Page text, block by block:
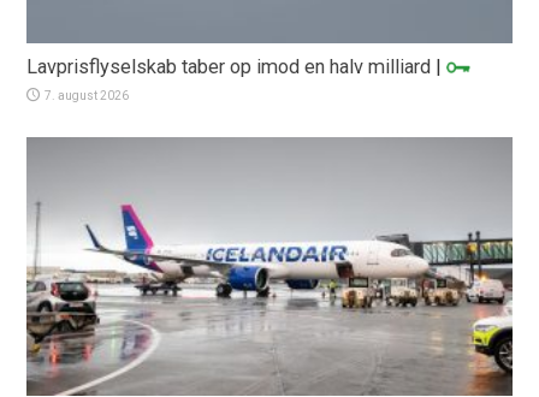
Lavprisflyselskab taber op imod en halv milliard |
7. august 2026